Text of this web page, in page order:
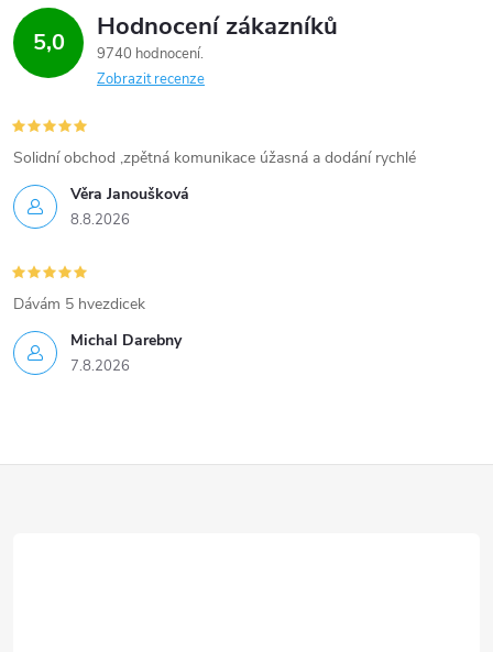
5,0 Hodnocení zákazníků
9740 hodnocení
Zobrazit recenze
Věra Janoušková
8.8.2026
Solidní obchod ,zpětná komunikace úžasná a dodání rychlé
Michal Darebny
7.8.2026
Dávám 5 hvezdicek